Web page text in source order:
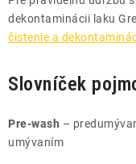
dekontaminácii laku
čistenie a
Slovníček
Pre-wash –
umývaním